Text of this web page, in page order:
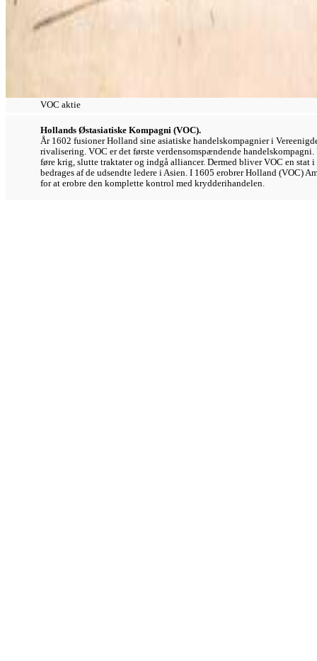
VOC aktie
Hollands Østasiatiske Kompagni (VOC).
År 1602 fusioner Holland sine asiatiske handelskompagnier i
rivalisering. VOC er det første verdensomspændende
føre krig, slutte traktater og indgå alliancer. Dermed bliver VOC en stat
bedrages af de udsendte ledere i Asien. I 1605 erobrer Holland (VOC)
for at erobre den komplette kontrol med krydderihandelen.